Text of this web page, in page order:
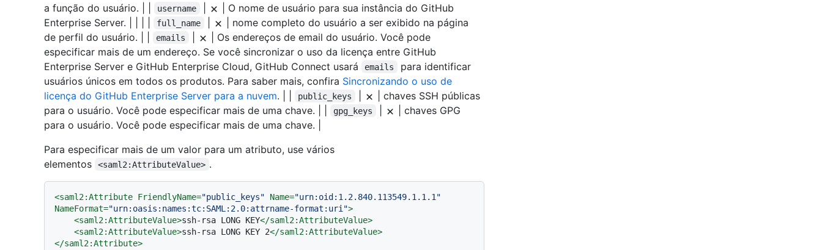
a função do usuário. | |
username
| O nome de usuário para sua instância do GitHub
Enterprise Server. | | | |
full_name
| nome completo do usuário a ser exibido na página
de perfil do usuário. | |
emails
| Os endereços de email do usuário. Você pode
especificar mais de um endereço. Se você sincronizar o uso da licença entre GitHub
Enterprise Server e GitHub Enterprise Cloud, GitHub Connect usará
emails
para identificar
usuários únicos em todos os produtos. Para saber mais, confira Sincronizando o uso de
licença do GitHub Enterprise Server para a nuvem. | | public_keys
| chaves SSH públicas
para o usuário. Você pode especificar mais de uma chave. | |
gpg_keys
| chaves GPG
para o usuário. Você pode especificar mais de uma chave. |
Para especificar mais de um valor para um atributo, use vários
elementos
<saml2:AttributeValue> .
<saml2:Attribute FriendlyName="public_keys" Name="urn:oid:1.2.840.113549.1.1.1"
NameFormat="urn:oasis:names:tc:SAML:2.0:attrname-format:uri">
<saml2:AttributeValue>ssh-rsa LONG KEY</saml2:AttributeValue>
<saml2:AttributeValue>ssh-rsa LONG KEY 2</saml2:AttributeValue>
</saml2:Attribute>